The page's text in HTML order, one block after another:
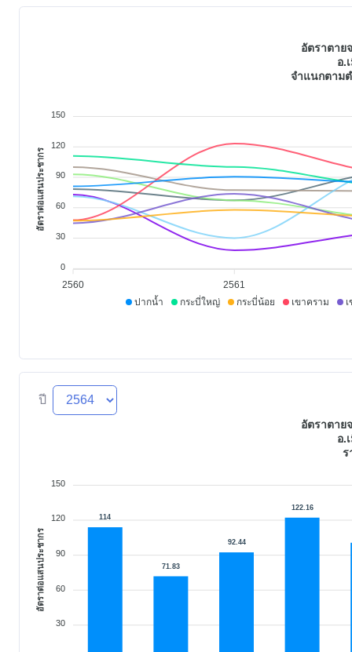
ปากน้ำ กระบี่ใหญ่ กระบี่น้อย เขาคราม
2560 2561
อัตราตาย
อ.
จำแนกตาม
150
120
90
60
30
0
อัตราต่อแสนประชากร
ปี
114
71.83
92.44
122.16
อัตราตาย
อ.
ร
150
120
90
60
30
อัตราต่อแสนประชากร